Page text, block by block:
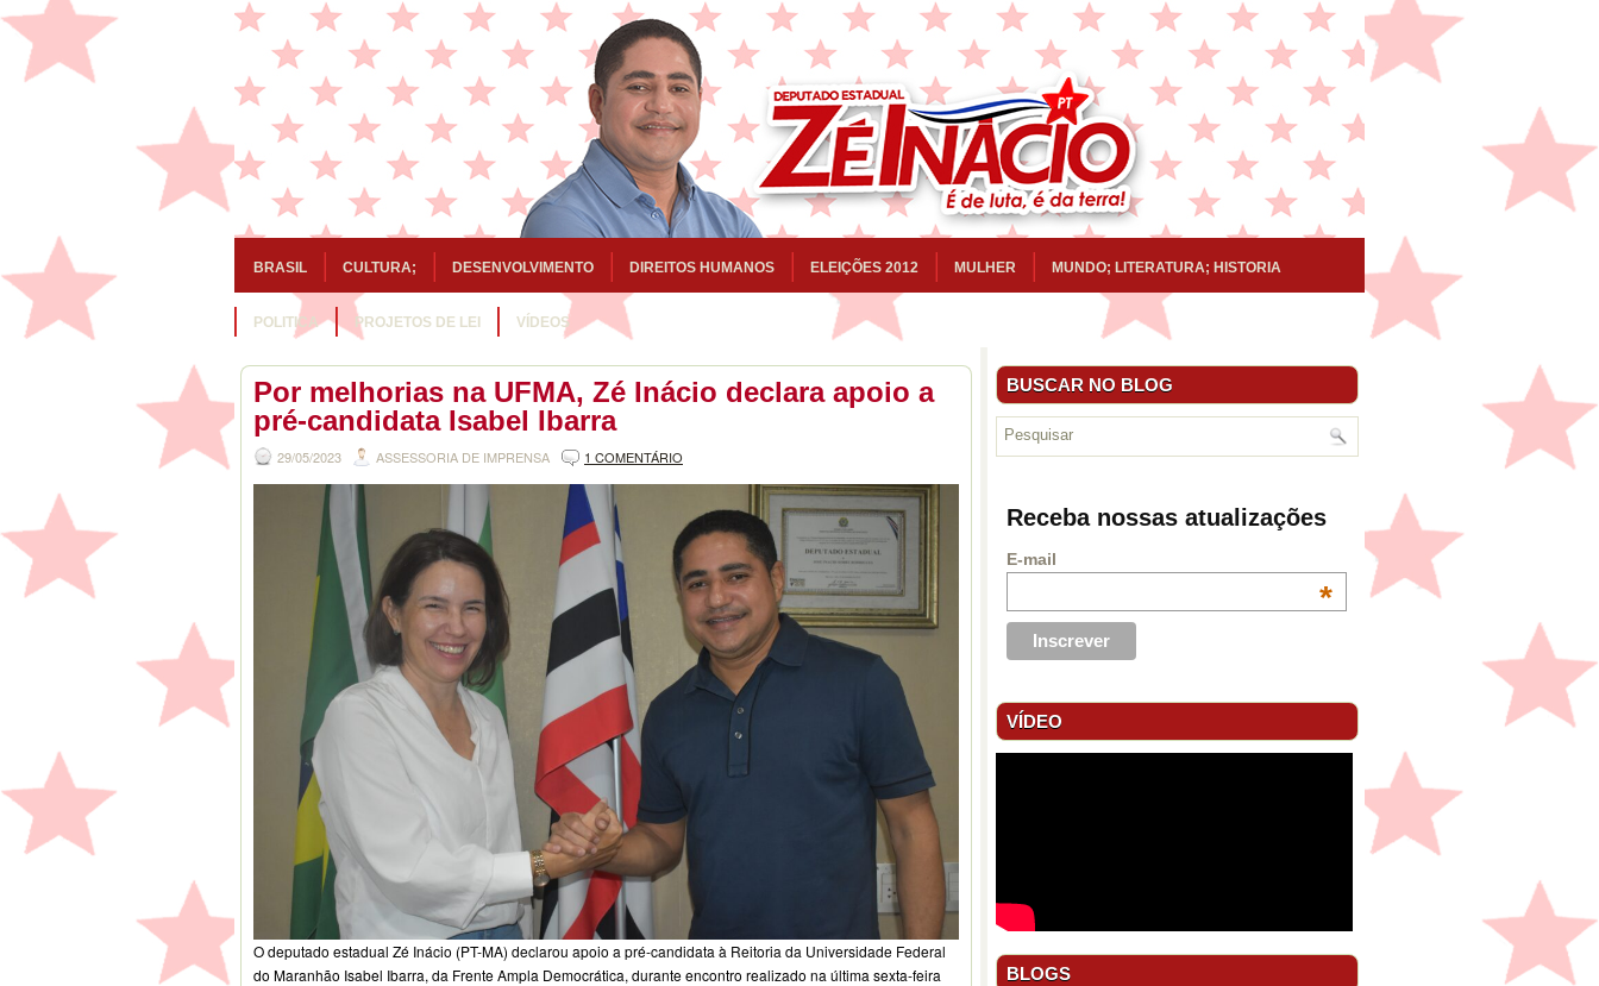
BRASIL CULTURA; DESENVOLVIMENTO DIREITOS HUMANOS ELEIÇÕES 2012 MULHER MUNDO; LITERATURA; HISTORIA
POLITICA PROJETOS DE LEI VÍDEOS
Por melhorias na UFMA, Zé Inácio declara apoio a
pré-candidata Isabel Ibarra
29/05/2023 ASSESSORIA DE IMPRENSA 1 COMENTÁRIO
O deputado estadual Zé Inácio (PT-MA) declarou apoio a pré-candidata à Reitoria da Universidade Federal
do Maranhão Isabel Ibarra, da Frente Ampla Democrática, durante encontro realizado na última sexta-feira
BUSCAR NO BLOG
Receba nossas atualizações
E-mail
*
VÍDEO
BLOGS